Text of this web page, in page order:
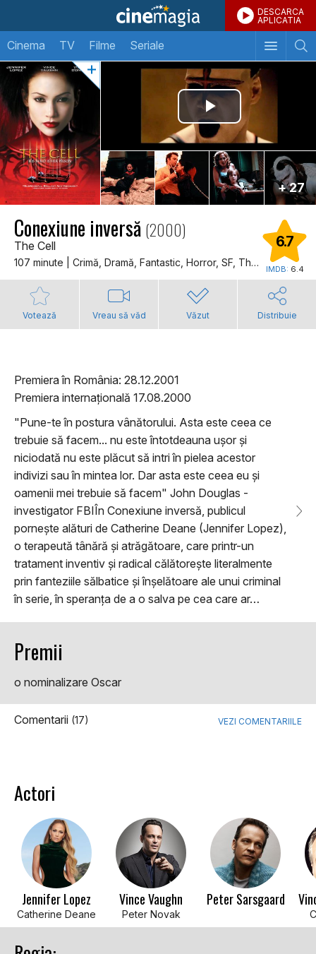
DESCARCA
APLICATIA
Cinema TV Filme Seriale
+ 27
Conexiune inversă (2000)
The Cell
107 minute | Crimă, Dramă, Fantastic, Horror, SF, Thriller
6.7
IMDB: 6.4
Votează Vreau să văd Văzut Distribuie
Premiera în România: 28.12.2001
Premiera internațională 17.08.2000
"Pune-te în postura vânătorului. Asta este ceea ce
trebuie să facem... nu este întotdeauna ușor și
niciodată nu este plăcut să intri în pielea acestor
indivizi sau în mintea lor. Dar asta este ceea eu și
oamenii mei trebuie să facem" John Douglas -
investigator FBIÎn Conexiune inversă, publicul
pornește alături de Catherine Deane (Jennifer Lopez),
o terapeută tânără și atrăgătoare, care printr-un
tratament inventiv și radical călătorește literalmente
prin fanteziile sălbatice și înșelătoare ale unui criminal
în serie, în speranța de a o salva pe cea care ar…
Premii
o nominalizare Oscar
Comentarii (17) VEZI COMENTARIILE
Actori
Jennifer Lopez
Catherine Deane
Vince Vaughn
Peter Novak
Peter Sarsgaard